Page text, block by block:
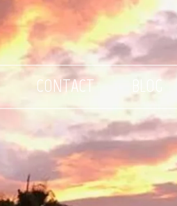
CONTACT BLOG